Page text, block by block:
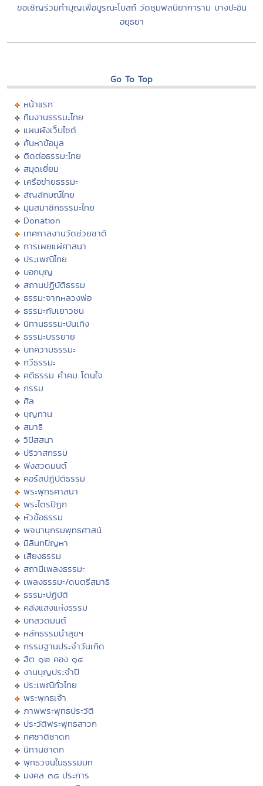
ขอเชิญร่วมทำบุญเพื่อบูรณะโบสถ์ วัดชุมพลนิยาการาม บางปะอิน
อยุธยา
Go To Top
หน้าแรก
ทีมงานธรรมะไทย
แผนผังเว็บไซต์
ค้นหาข้อมูล
ติดต่อธรรมะไทย
สมุดเยี่ยม
เครือข่ายธรรมะ
สัญลักษณ์ไทย
มุมสมาชิกธรรมะไทย
Donation
เทศกาลงานวัดช่วยชาติ
การเผยแผ่ศาสนา
ประเพณีไทย
บอกบุญ
สถานปฏิบัติธรรม
ธรรมะจากหลวงพ่อ
ธรรมะกับเยาวชน
นิทานธรรมะบันเทิง
ธรรมะบรรยาย
บทความธรรมะ
กวีธรรมะ
คติธรรม คำคม โดนใจ
กรรม
ศีล
บุญทาน
สมาธิ
วิปัสสนา
ปริวาสกรรม
ฟังสวดมนต์
คอร์สปฏิบัติธรรม
พระพุทธศาสนา
พระไตรปิฏก
หัวข้อธรรม
พจนานุกรมพุทธศาสน์
มิลินทปัญหา
เสียงธรรม
สถานีเพลงธรรมะ
เพลงธรรมะ/ดนตรีสมาธิ
ธรรมะปฏิบัติ
คลังแสงแห่งธรรม
บทสวดมนต์
หลักธรรมนำสุขฯ
กรรมฐานประจำวันเกิด
ฮีต ๑๒ คอง ๑๔
งานบุญประจำปี
ประเพณีทั่วไทย
พระพุทธเจ้า
ภาพพระพุทธประวัติ
ประวัติพระพุทธสาวก
ทศชาติชาดก
นิทานชาดก
พุทธวจนในธรรมบท
มงคล ๓๘ ประการ